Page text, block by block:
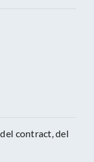
contract, del